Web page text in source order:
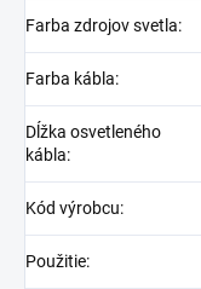
Farba zdrojov svetla:
Farba kábla:
Dĺžka osvetleného
kábla:
Kód výrobcu:
Použitie: